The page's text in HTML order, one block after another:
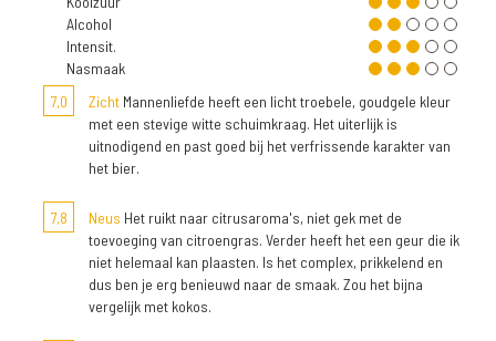
Alcohol
Intensit.
Nasmaak
7,0
Zicht Mannenliefde heeft een licht troebele, goudgele kleur
met een stevige witte schuimkraag. Het uiterlijk is
uitnodigend en past goed bij het verfrissende karakter van
het bier.
7,8 Neus Het ruikt naar citrusaroma's, niet gek met de
toevoeging van citroengras. Verder heeft het een geur die ik
niet helemaal kan plaasten. Is het complex, prikkelend en
dus ben je erg benieuwd naar de smaak. Zou het bijna
vergelijk met kokos.